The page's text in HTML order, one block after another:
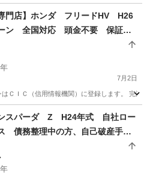
ン
専門店】ホンダ フリードHV H26
ン 全国対応 頭金不要 保証人
い可 信用情報回復型ローン利用
7月2日
はＣＩＣ（信用情報機関）に登録します。
ン
ンスパーダ Z H24年式 自社ロー
債務整理中の方、自己破産手続
申込ＯＫ！